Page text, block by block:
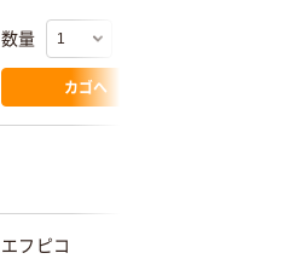
数量
カゴへ
エフピコ